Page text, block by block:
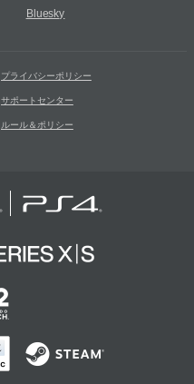
Bluesky
プライバシーポリシー
サポートセンター
ルール＆ポリシー